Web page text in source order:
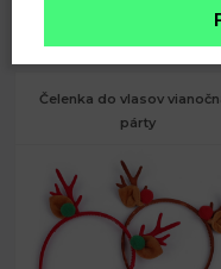
Čelenka do vlasov
párty